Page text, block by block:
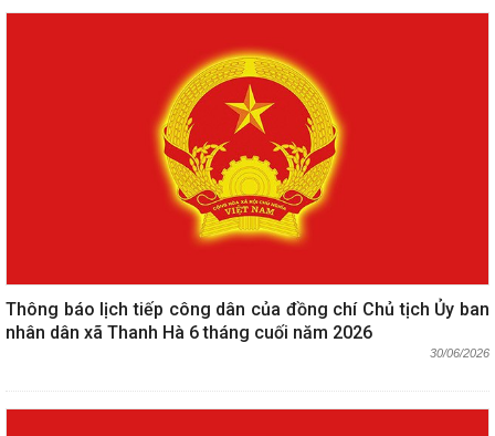
Thông báo lịch tiếp công dân của đồng chí Chủ tịch Ủy ban
nhân dân xã Thanh Hà 6 tháng cuối năm 2026
30/06/2026